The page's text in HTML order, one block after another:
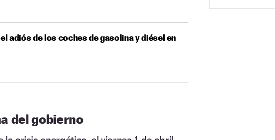
adiós de los coches de gasolina y diésel en
del gobierno